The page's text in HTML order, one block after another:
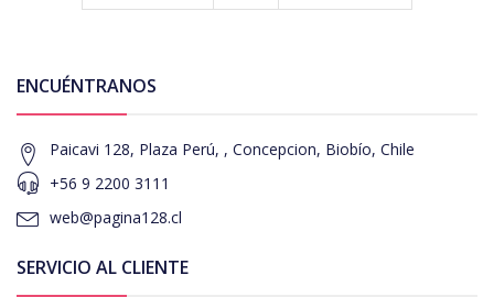
ENCUÉNTRANOS
Paicavi 128, Plaza Perú, , Concepcion, Biobío, Chile
+56 9 2200 3111
web@pagina128.cl
SERVICIO AL CLIENTE